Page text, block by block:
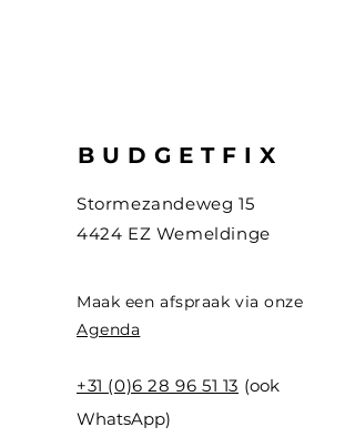
BUDGETFIX
Stormezandeweg 15
4424 EZ Wemeldinge
Maak een afspraak via onze
Agenda
+31 (0)6 28 96 51 13 (ook
WhatsApp)